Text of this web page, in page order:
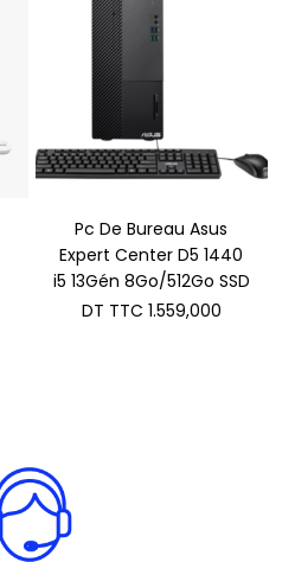
Pc De Bureau Asus
Expert Center D5 1440
i5 13Gén 8Go/512Go SSD
DT TTC 1.559,000